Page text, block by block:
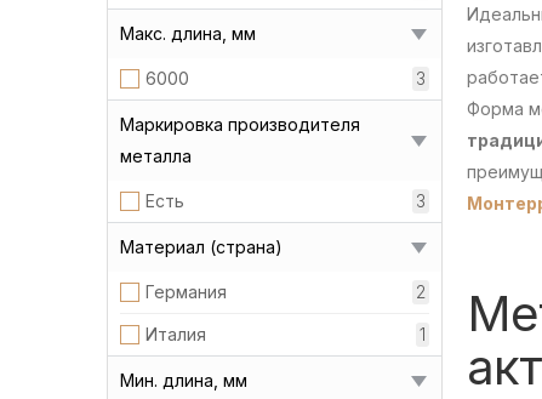
Макс. длина, мм
6000 3
Маркировка производителя
металла
Есть 3
Материал (страна)
Германия 2
Италия 1
Мин. длина, мм
Форма